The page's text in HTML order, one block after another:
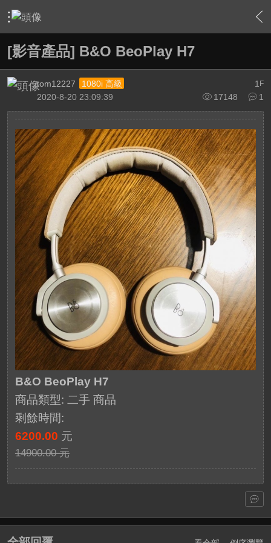
› 敗家特區 For Sale or Trade › 二手交換交易區 › 內容
[影音產品] B&O BeoPlay H7
1 F
tom12227
1080i 高級
17148
1
2020-8-20 23:09:39
B&O BeoPlay H7
商品類型: 二手 商品
剩餘時間:
6200.00 元
14900.00 元